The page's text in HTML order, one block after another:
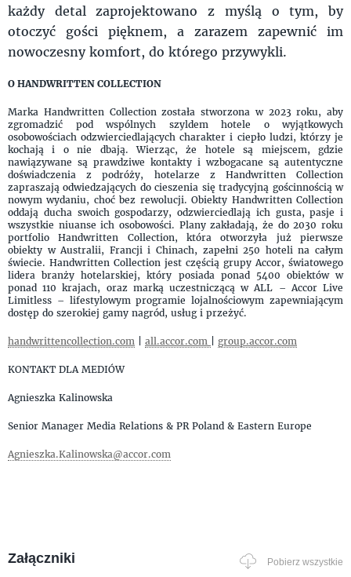
każdy detal zaprojektowano z myślą o tym, by
otoczyć gości pięknem, a zarazem zapewnić im
nowoczesny komfort, do którego przywykli.
O HANDWRITTEN COLLECTION
Marka Handwritten Collection została stworzona w 2023 roku, aby
zgromadzić pod wspólnych szyldem hotele o wyjątkowych
osobowościach odzwierciedlających charakter i ciepło ludzi, którzy je
kochają i o nie dbają. Wierząc, że hotele są miejscem, gdzie
nawiązywane są prawdziwe kontakty i wzbogacane są autentyczne
doświadczenia z podróży, hotelarze z Handwritten Collection
zapraszają odwiedzających do cieszenia się tradycyjną gościnnością w
nowym wydaniu, choć bez rewolucji. Obiekty Handwritten Collection
oddają ducha swoich gospodarzy, odzwierciedlają ich gusta, pasje i
wszystkie niuanse ich osobowości. Plany zakładają, że do 2030 roku
portfolio Handwritten Collection, która otworzyła już pierwsze
obiekty w Australii, Francji i Chinach, zapełni 250 hoteli na całym
świecie. Handwritten Collection jest częścią grupy Accor, światowego
lidera branży hotelarskiej, który posiada ponad 5400 obiektów w
ponad 110 krajach, oraz marką uczestniczącą w ALL – Accor Live
Limitless – lifestylowym programie lojalnościowym zapewniającym
dostęp do szerokiej gamy nagród, usług i przeżyć.
handwrittencollection.com all.accor.com group.accor.com
KONTAKT DLA MEDIÓW
Agnieszka Kalinowska
Senior Manager Media Relations & PR Poland & Eastern Europe
Agnieszka.Kalinowska@accor.com
Załączniki Pobierz wszystkie